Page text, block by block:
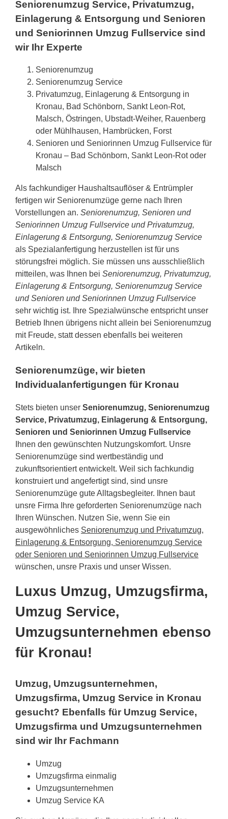
Seniorenumzug Service, Privatumzug,
Einlagerung & Entsorgung und Senioren
und Seniorinnen Umzug Fullservice sind
wir Ihr Experte
Seniorenumzug
Seniorenumzug Service
Privatumzug, Einlagerung & Entsorgung in
Kronau, Bad Schönborn, Sankt Leon-Rot,
Malsch, Östringen, Ubstadt-Weiher, Rauenberg
oder Mühlhausen, Hambrücken, Forst
Senioren und Seniorinnen Umzug Fullservice für
Kronau – Bad Schönborn, Sankt Leon-Rot oder
Malsch
Als fachkundiger Haushaltsauflöser & Entrümpler
fertigen wir Seniorenumzüge gerne nach Ihren
Vorstellungen an. Seniorenumzug, Senioren und
Seniorinnen Umzug Fullservice und Privatumzug,
Einlagerung & Entsorgung, Seniorenumzug Service
als Spezialanfertigung herzustellen ist für uns
störungsfrei möglich. Sie müssen uns ausschließlich
mitteilen, was Ihnen bei Seniorenumzug, Privatumzug,
Einlagerung & Entsorgung, Seniorenumzug Service
und Senioren und Seniorinnen Umzug Fullservice
sehr wichtig ist. Ihre Spezialwünsche entspricht unser
Betrieb Ihnen übrigens nicht allein bei Seniorenumzug
mit Freude, statt dessen ebenfalls bei weiteren
Artikeln.
Seniorenumzüge, wir bieten
Individualanfertigungen für Kronau
Stets bieten unser Seniorenumzug, Seniorenumzug
Service, Privatumzug, Einlagerung & Entsorgung,
Senioren und Seniorinnen Umzug Fullservice
Ihnen den gewünschten Nutzungskomfort. Unsre
Seniorenumzüge sind wertbeständig und
zukunftsorientiert entwickelt. Weil sich fachkundig
konstruiert und angefertigt sind, sind unsre
Seniorenumzüge gute Alltagsbegleiter. Ihnen baut
unsre Firma Ihre geforderten Seniorenumzüge nach
Ihren Wünschen. Nutzen Sie, wenn Sie ein
ausgewöhnliches Seniorenumzug und Privatumzug,
Einlagerung & Entsorgung, Seniorenumzug Service
oder Senioren und Seniorinnen Umzug Fullservice
wünschen, unsre Praxis und unser Wissen.
Luxus Umzug, Umzugsfirma,
Umzug Service,
Umzugsunternehmen ebenso
für Kronau!
Umzug, Umzugsunternehmen,
Umzugsfirma, Umzug Service in Kronau
gesucht? Ebenfalls für Umzug Service,
Umzugsfirma und Umzugsunternehmen
sind wir Ihr Fachmann
Umzug
Umzugsfirma einmalig
Umzugsunternehmen
Umzug Service KA